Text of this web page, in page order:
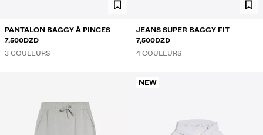
PANTALON BAGGY À PINCES
7,500DZD
3 COULEURS
JEANS SUPER BAGGY FIT
7,500DZD
4 COULEURS
NEW